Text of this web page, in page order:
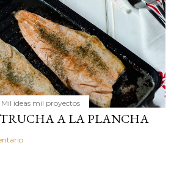
Mil ideas mil proyectos
TRUCHA A LA PLANCHA